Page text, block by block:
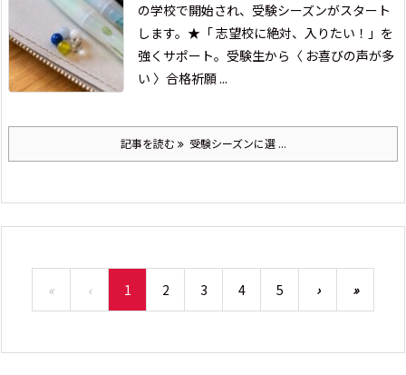
の学校で開始され、 受験シーズンがスタート
します。 ★「 志望校に絶対、入りたい！」を
強くサポート。 受験生から〈 お喜びの声が多
い 〉合格祈願 ...
記事を読む 受験シーズンに選 ...
« ‹ 1 2 3 4 5 › »